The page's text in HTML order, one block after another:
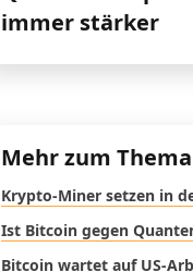
immer stärker
Mehr zum Thema
Krypto-Miner setzen in
Ist Bitcoin gegen
Bitcoin wartet auf US-